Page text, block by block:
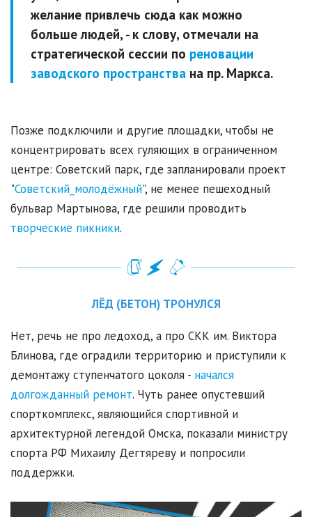
желание привлечь сюда как можно
больше людей, - к слову, отмечали на
стратегической сессии по реновации
заводского пространства на пр. Маркса.
Позже подключили и другие площадки, чтобы не
концентрировать всех гуляющих в ограниченном
центре: Советский парк, где запланировали проект
"Советский_молодёжный", не менее пешеходный
бульвар Мартынова, где решили проводить
творческие пикники.
ЛЁД (БЕТОН) ТРОНУЛСЯ
Нет, речь не про ледоход, а про СКК им. Виктора
Блинова, где оградили территорию и приступили к
демонтажу ступенчатого цоколя - начался
долгожданный ремонт. Чуть ранее опустевший
спорткомплекс, являющийся спортивной и
архитектурной легендой Омска, показали министру
спорта РФ Михаилу Дегтяреву и попросили
поддержки.